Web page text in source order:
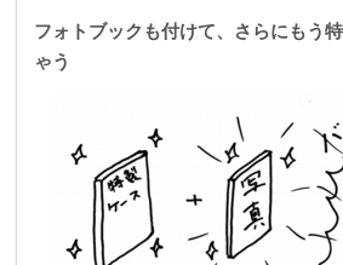
フォトブックも付けて、さらにもう
ゃう